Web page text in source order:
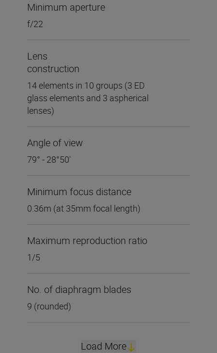
Minimum aperture
f/22
Lens
construction
14 elements in 10 groups (3 ED
glass elements and 3 aspherical
lenses)
Angle of view
79° - 28°50'
Minimum focus distance
0.36m (at 35mm focal length)
Maximum reproduction ratio
1/5
No. of diaphragm blades
9 (rounded)
Load More